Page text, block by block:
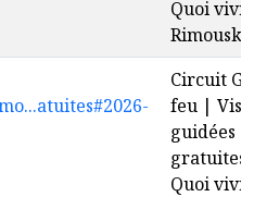
Quoi
Rimouski
Circuit
feu |
guidées
Quoi